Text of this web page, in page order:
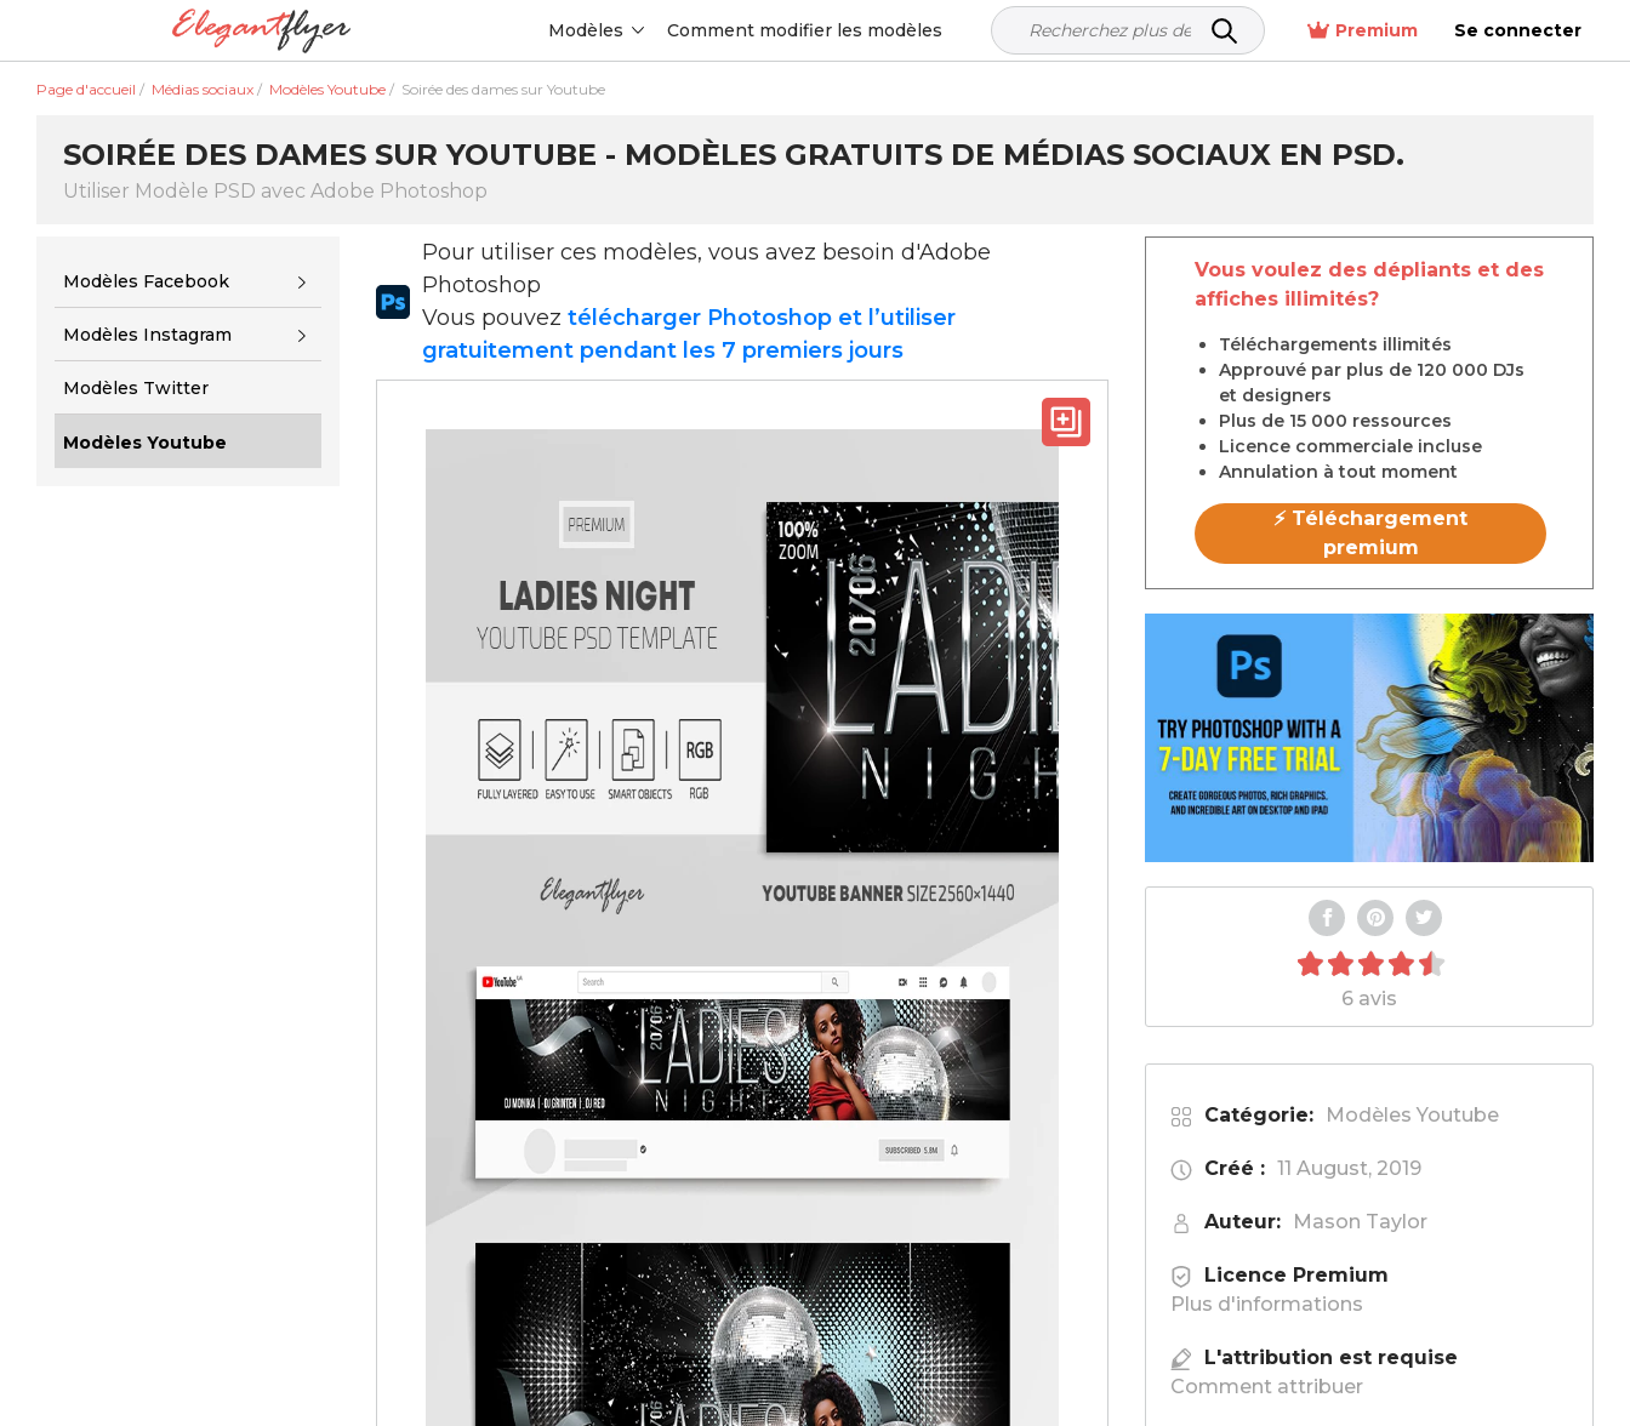
Modèles Comment modifier les modèles Premium Se connecter
Page d'accueil / Médias sociaux / Modèles Youtube / Soirée des dames sur Youtube
SOIRÉE DES DAMES SUR YOUTUBE - MODÈLES GRATUITS DE MÉDIAS SOCIAUX EN PSD.
Utiliser Modèle PSD avec Adobe Photoshop
Modèles Facebook
Modèles Instagram
Modèles Twitter
Modèles Youtube
Pour utiliser ces modèles, vous avez besoin d'Adobe
Photoshop
Vous pouveztélécharger Photoshop et l’utiliser
gratuitement pendant les 7 premiers jours
Vous voulez des dépliants et des
affiches illimités?
Téléchargements illimités
Approuvé par plus de 120 000 DJs
et designers
Plus de 15 000 ressources
Licence commerciale incluse
Annulation à tout moment
⚡ Téléchargement
premium
6 avis
Catégorie: Modèles Youtube
Créé : 11 August, 2019
Auteur: Mason Taylor
Licence Premium
Plus d'informations
L'attribution est requise
Comment attribuer